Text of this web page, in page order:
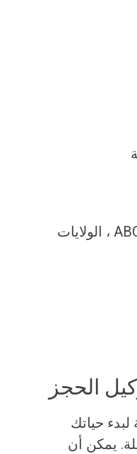
ABC Corporation ، Anytown ، الولايات
الحجز
لبدء حياتك
يمكن أن